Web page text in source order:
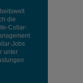
die
Collar-
Jobs
unter